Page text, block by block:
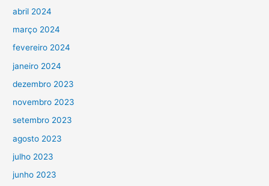
abril 2024
março 2024
fevereiro 2024
janeiro 2024
dezembro 2023
novembro 2023
setembro 2023
agosto 2023
julho 2023
junho 2023